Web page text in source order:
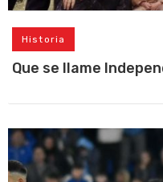
Historia
Que se llame